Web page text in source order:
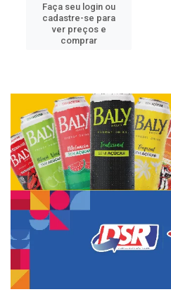
Faça seu login ou
cadastre-se para
ver preços e
comprar